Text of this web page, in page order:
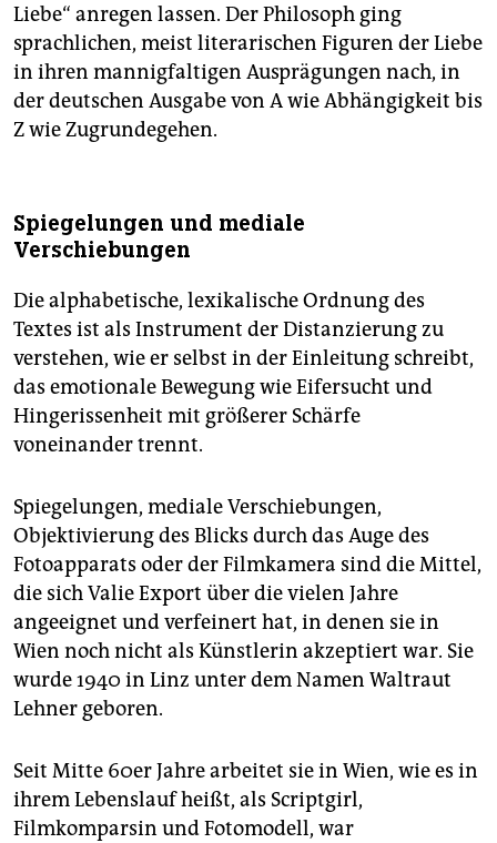
Liebe“ anregen lassen. Der Philosoph ging
sprachlichen, meist literarischen Figuren der Liebe
in ihren mannigfaltigen Ausprägungen nach, in
der deutschen Ausgabe von A wie Abhängigkeit bis
Z wie Zugrundegehen.
Spiegelungen und mediale
Verschiebungen
Die alphabetische, lexikalische Ordnung des
Textes ist als Instrument der Distanzierung zu
verstehen, wie er selbst in der Einleitung schreibt,
das emotionale Bewegung wie Eifersucht und
Hingerissenheit mit größerer Schärfe
voneinander trennt.
Spiegelungen, mediale Verschiebungen,
Objektivierung des Blicks durch das Auge des
Fotoapparats oder der Filmkamera sind die Mittel,
die sich Valie Export über die vielen Jahre
angeeignet und verfeinert hat, in denen sie in
Wien noch nicht als Künstlerin akzeptiert war. Sie
wurde 1940 in Linz unter dem Namen Waltraut
Lehner geboren.
Seit Mitte 60er Jahre arbeitet sie in Wien, wie es in
ihrem Lebenslauf heißt, als Scriptgirl,
Filmkomparsin und Fotomodell, war